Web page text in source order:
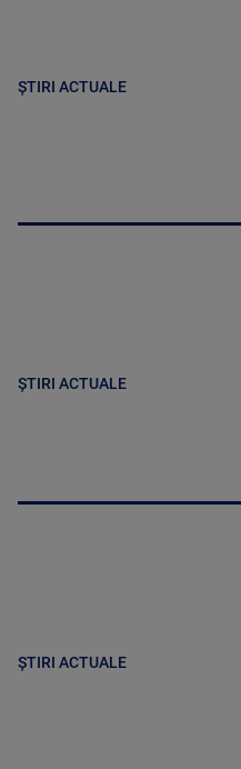
ȘTIRI ACTUALE
ȘTIRI ACTUALE
ȘTIRI ACTUALE